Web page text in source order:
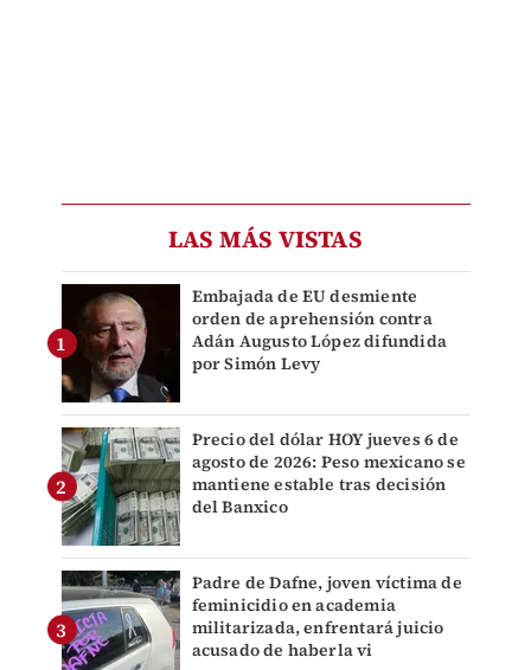
LAS MÁS VISTAS
Embajada de EU desmiente
orden de aprehensión contra
Adán Augusto López difundida
por Simón Levy
Precio del dólar HOY jueves 6 de
agosto de 2026: Peso mexicano se
mantiene estable tras decisión
del Banxico
Padre de Dafne, joven víctima de
feminicidio en academia
militarizada, enfrentará juicio
acusado de haberla vi